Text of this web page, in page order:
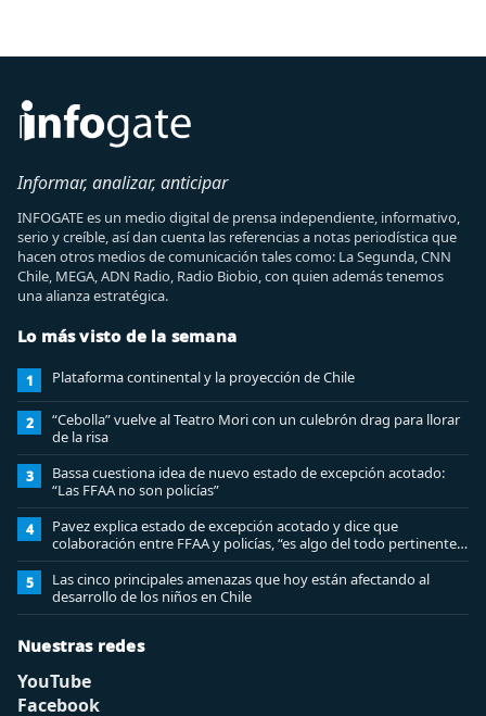
Informar, analizar, anticipar
INFOGATE es un medio digital de prensa independiente, informativo,
serio y creíble, así dan cuenta las referencias a notas periodística que
hacen otros medios de comunicación tales como: La Segunda, CNN
Chile, MEGA, ADN Radio, Radio Biobio, con quien además tenemos
una alianza estratégica.
Lo más visto de la semana
1 Plataforma continental y la proyección de Chile
2
“Cebolla” vuelve al Teatro Mori con un culebrón drag para llorar
de la risa
3
Bassa cuestiona idea de nuevo estado de excepción acotado:
“Las FFAA no son policías”
4
Pavez explica estado de excepción acotado y dice que
colaboración entre FFAA y policías, “es algo del todo pertinente
analizar”
5
Las cinco principales amenazas que hoy están afectando al
desarrollo de los niños en Chile
Nuestras redes
YouTube
Facebook